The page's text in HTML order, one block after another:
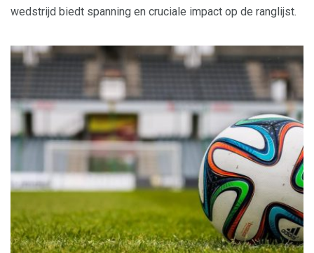
wedstrijd biedt spanning en cruciale impact op de ranglijst.